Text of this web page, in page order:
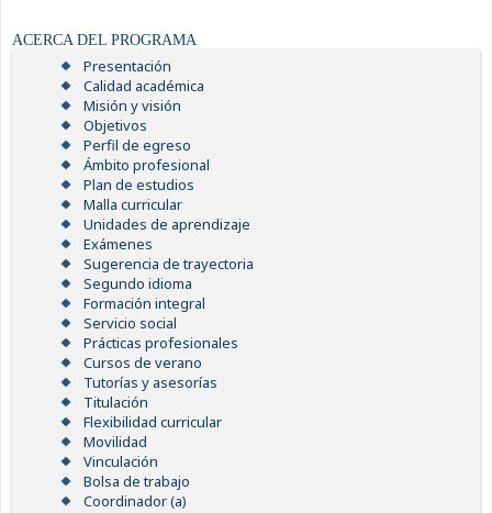
ACERCA DEL PROGRAMA
Presentación
Calidad académica
Misión y visión
Objetivos
Perfil de egreso
Ámbito profesional
Plan de estudios
Malla curricular
Unidades de aprendizaje
Exámenes
Sugerencia de trayectoria
Segundo idioma
Formación integral
Servicio social
Prácticas profesionales
Cursos de verano
Tutorías y asesorías
Titulación
Flexibilidad curricular
Movilidad
Vinculación
Bolsa de trabajo
Coordinador (a)